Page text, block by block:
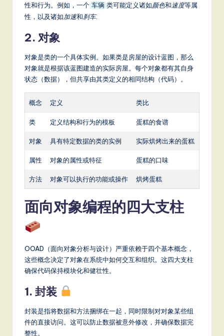
o
ft
w
ig
it
In
性和行为。例如，一个 车辆 类可能定义诸如颜色和速度等属
性，以及诸如加速和刹车.
2. 对象
对象是类的一个具体实例。如果类是房屋的设计蓝图，那么
对象就是根据该蓝图建造的实际房屋。每个对象都有其自身
状态（数据），但共享由其类定义的相同结构（代码）。
概念 定义 类比
类 定义结构和行为的模板 蛋糕的食谱
对象 具有特定数据的类的实例 实际烘烤出来的蛋糕
属性 对象的属性或特征 蛋糕的口味
方法 对象可以执行的功能或操作 烘烤蛋糕
面向对象编程的四大支柱
OOAD（面向对象分析与设计）严重依赖于四个基本概念，
这些概念决定了对象在系统中如何交互和组织。这四大支柱
确保代码保持模块化和健壮性。
1. 封装
封装是指将数据和方法捆绑在一起，同时限制对对象某些组
件的直接访问。这可以防止数据被意外修改，并确保数据完
整性。